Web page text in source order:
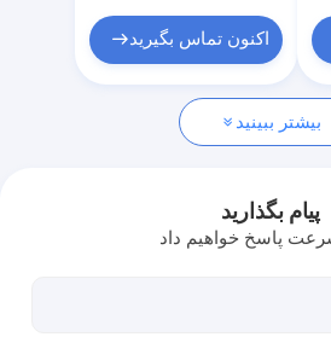
اکنون تماس بگیرید
بیشتر ببینید
پیام بگذارید
پاسخ خواهیم داد